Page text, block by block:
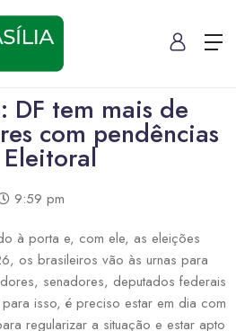
DF tem mais de
com pendências
9:59 pm
à porta e, com ele, as eleições
os brasileiros vão às urnas para
senadores, deputados federais
isso, é preciso estar em dia com
regularizar a situação e estar apto